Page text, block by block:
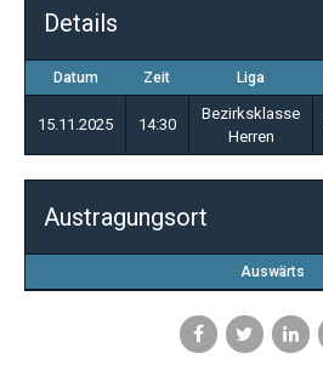
Details
Datum Zeit Liga
15.11.2025 14:30
Bezirksklasse
Herren
Austragungsort
Auswärts